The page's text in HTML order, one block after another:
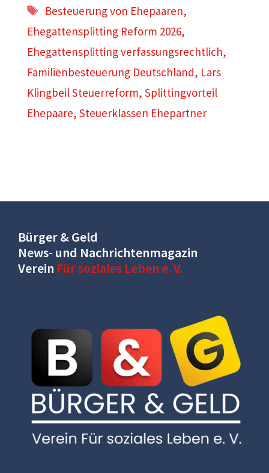
Schlagwörter
Besteuerung von Ehepaaren,
Ehegattensplitting Reform 2026,
Ehegattensplitting verfassungsrechtlich,
Familienbesteuerung Deutschland, Lars
Klingbeil Steuerreform, Splittingvorteil
Ehepaare, Steuerklassen Ehepartner
Bürger & Geld
News- und Nachrichtenmagazin
Verein Für soziales Leben e. V.